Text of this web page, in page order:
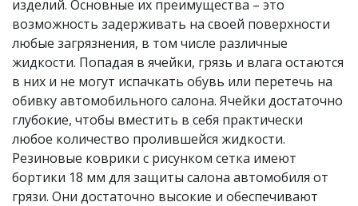
изделий. Основные их преимущества – это
возможность задерживать на своей поверхности
любые загрязнения, в том числе различные
жидкости. Попадая в ячейки, грязь и влага остаются
в них и не могут испачкать обувь или перетечь на
обивку автомобильного салона. Ячейки достаточно
глубокие, чтобы вместить в себя практически
любое количество пролившейся жидкости.
Резиновые коврики с рисунком сетка​ имеют
бортики 18 мм для защиты салона автомобиля от
грязи. Они достаточно высокие и обеспечивают